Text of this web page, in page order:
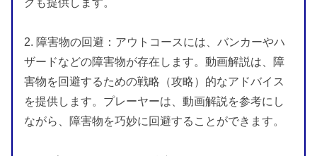
2. 障害物の回避：アウトコースには、バンカーやハ
ザードなどの障害物が存在します。動画解説は、障
害物を回避するための戦略（攻略）的なアドバイス
を提供します。プレーヤーは、動画解説を参考にし
ながら、障害物を巧妙に回避することができます。